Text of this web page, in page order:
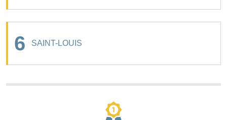
6 SAINT-LOUIS